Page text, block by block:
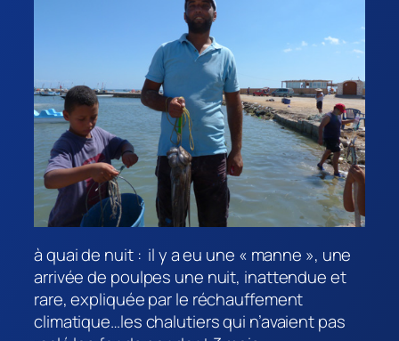
à quai de nuit : il y a eu une « manne », une
arrivée de poulpes une nuit, inattendue et
rare, expliquée par le réchauffement
climatique…les chalutiers qui n’avaient pas